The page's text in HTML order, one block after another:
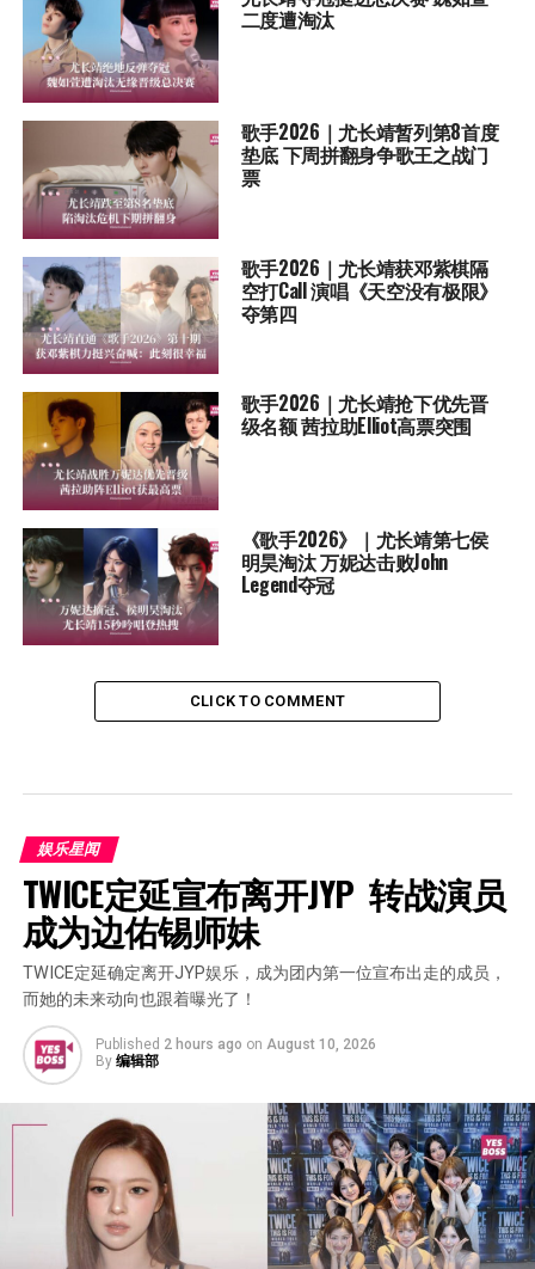
二度遭淘汰
歌手2026｜尤长靖暂列第8首度
垫底 下周拼翻身争歌王之战门
票
歌手2026｜尤长靖获邓紫棋隔
空打Call 演唱《天空没有极限》
夺第四
歌手2026｜尤长靖抢下优先晋
级名额 茜拉助Elliot高票突围
《歌手2026》｜尤长靖第七侯
明昊淘汰 万妮达击败John
Legend夺冠
CLICK TO COMMENT
娱乐星闻
TWICE定延宣布离开JYP  转战演员
成为边佑锡师妹
TWICE定延确定离开JYP娱乐，成为团内第一位宣布出走的成员，
而她的未来动向也跟着曝光了！
Published 2 hours ago on August 10, 2026
By 编辑部